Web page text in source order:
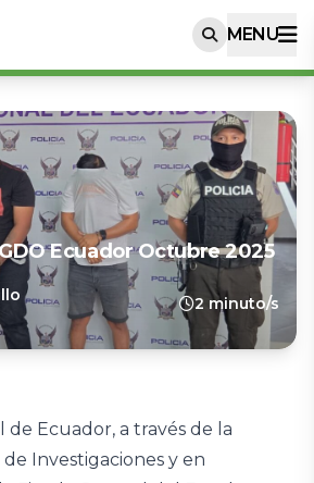
MENU
Ecuador Octubre 2025
2 minuto/s
de Ecuador, a través de la
Investigaciones y en